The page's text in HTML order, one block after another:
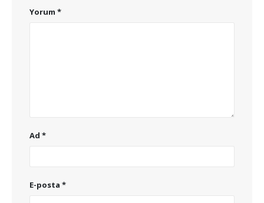
Yorum *
Ad *
E-posta *